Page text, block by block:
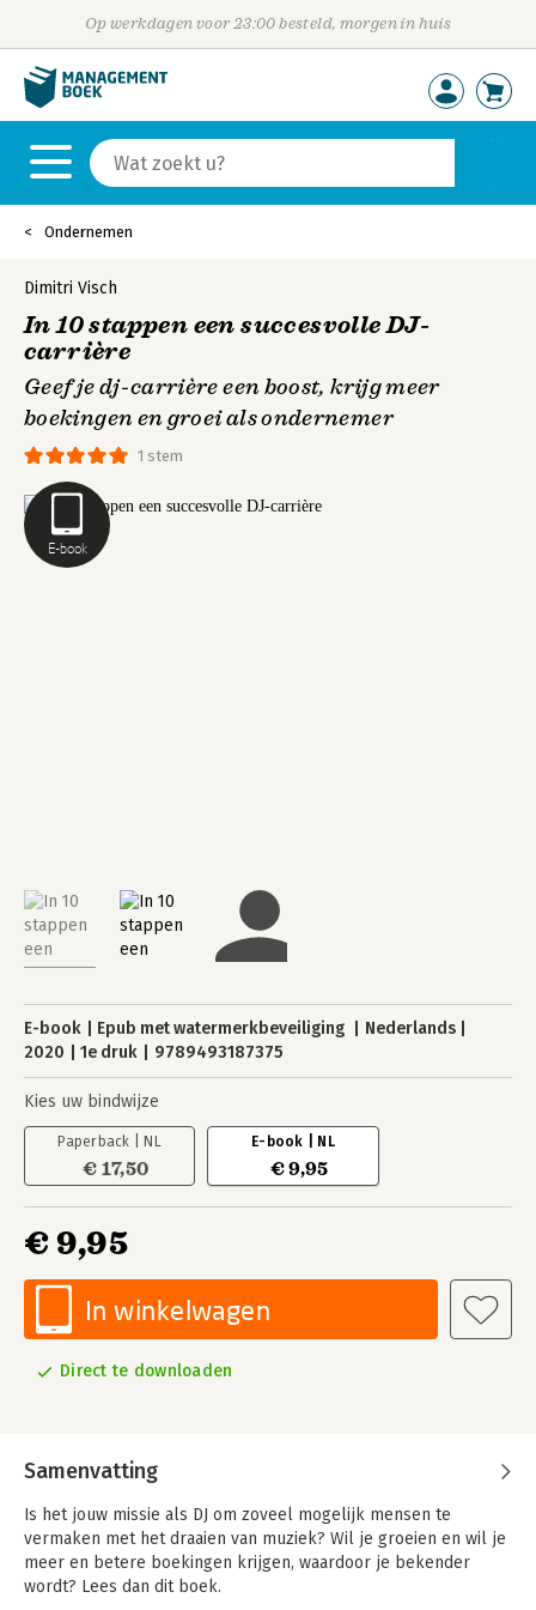
Op werkdagen voor 23:00 besteld, morgen in huis
Ondernemen
E-book
1 stem
Dimitri Visch
In 10 stappen een succesvolle DJ-
carrière
Geef je dj-carrière een boost, krijg meer
boekingen en groei als ondernemer
E-book Epub met watermerkbeveiliging
Nederlands
2020
1e druk 9789493187375
Kies uw bindwijze
Paperback | NL
€ 17,50
E-book | NL
€ 9,95
€ 9,95
In winkelwagen
Direct te downloaden
Samenvatting
Is het jouw missie als DJ om zoveel mogelijk mensen te
vermaken met het draaien van muziek? Wil je groeien en wil je
meer en betere boekingen krijgen, waardoor je bekender
wordt? Lees dan dit boek.